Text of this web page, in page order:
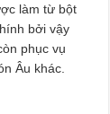
làm từ bột
bởi vậy
phục vụ
Âu khác.